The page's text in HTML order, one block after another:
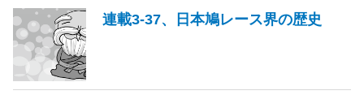
連載3-37、日本鳩レース界の歴史